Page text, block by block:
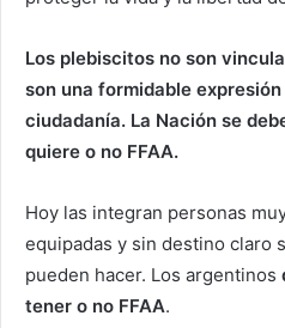
Los plebiscitos no son
son una formidable
ciudadanía. La Nación se
quiere o no FFAA.
Hoy las integran personas
equipadas y sin destino claro
pueden hacer. Los argentinos
tener o no FFAA.